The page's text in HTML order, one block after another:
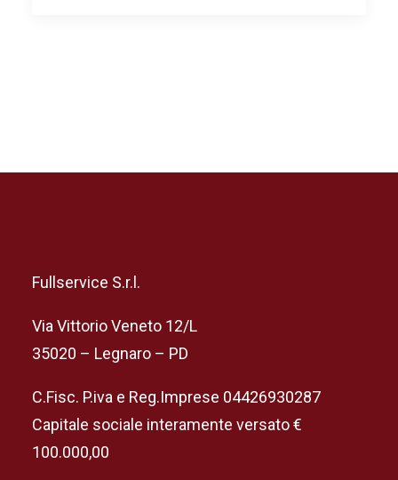
Fullservice S.r.l.
Via Vittorio Veneto 12/L
35020 – Legnaro – PD
C.Fisc. P.iva e Reg.Imprese 04426930287
Capitale sociale interamente versato €
100.000,00